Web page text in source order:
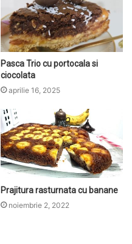
Pasca Trio cu portocala si
ciocolata
aprilie 16, 2025
Prajitura rasturnata cu banane
noiembrie 2, 2022